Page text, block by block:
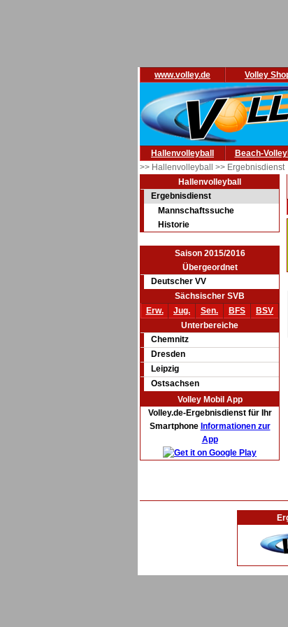
www.volley.de Volley
Hallenvolleyball Beach-
>> Hallenvolleyball >> Ergebnisdienst
Hallenvolleyball
Ergebnisdienst
Mannschaftssuche
Historie
Saison 2015/2016
Übergeordnet
Deutscher VV
Sächsischer SVB
Erw.
Jug. Sen. BFS
BSV
Unterbereiche
Chemnitz
Dresden
Leipzig
Ostsachsen
Volley Mobil App
Volley.de-Ergebnisdienst für Ihr
Smartphone Informationen zur
App